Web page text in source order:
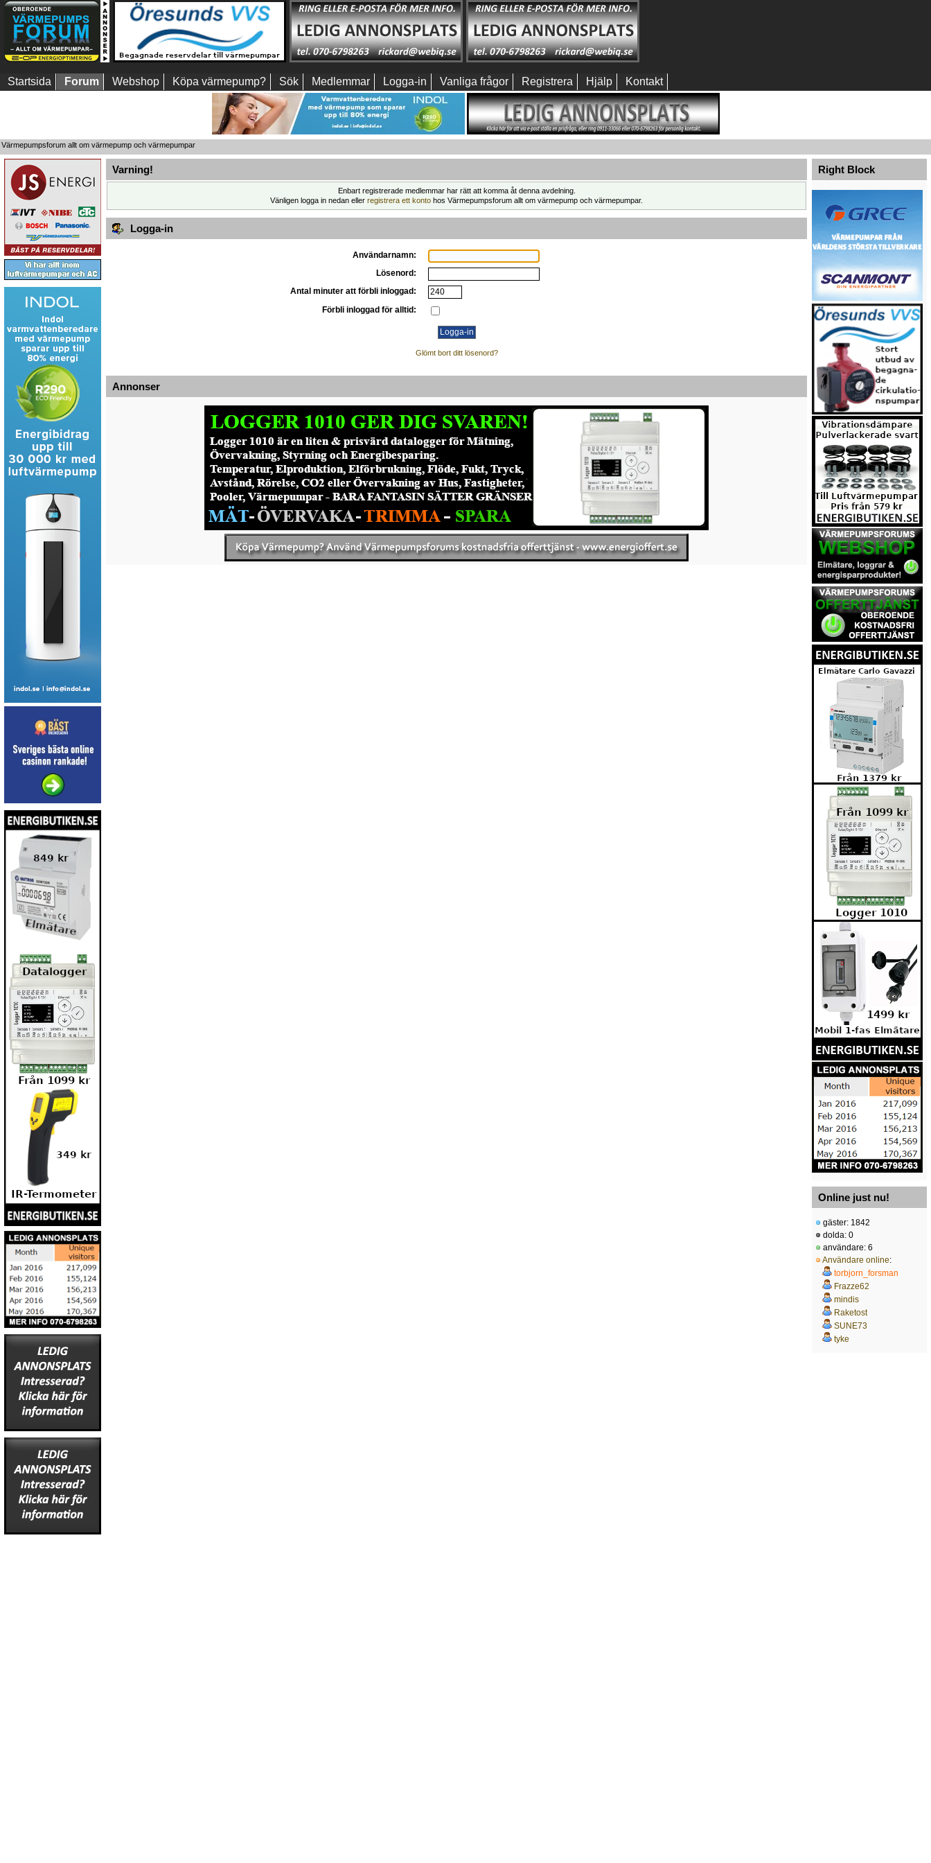
Startsida Forum Webshop Köpa värmepump? Sök Medlemmar Logga-in Vanliga frågor Registrera Hjälp Kontakt
Värmepumpsforum allt om värmepump och värmepumpar
Varning!
Enbart registrerade medlemmar har rätt att komma åt denna avdelning.
Vänligen logga in nedan eller registrera ett konto hos Värmepumpsforum allt om värmepump och värmepumpar.
Logga-in
Användarnamn:
Lösenord:
Antal minuter att förbli inloggad:
Förbli inloggad för alltid:
Glömt bort ditt lösenord?
Annonser
Right Block
Online just nu!
gäster: 1842
dolda: 0
användare: 6
Användare online:
torbjorn_forsman
Frazze62
mindis
Raketost
SUNE73
tyke